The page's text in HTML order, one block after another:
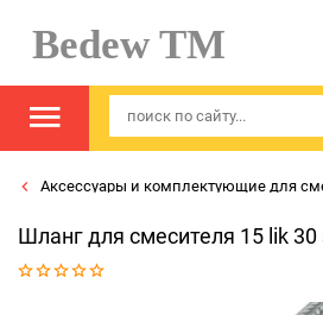
Bedew TM
Аксессуары и комплектующие для
Шланг для смесителя 15 lik 30